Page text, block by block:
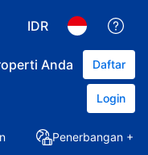
IDR
Anda Daftar
Login
Penerbangan +